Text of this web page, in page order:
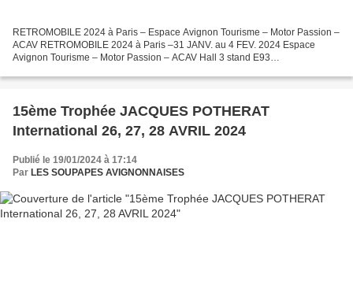
RETROMOBILE 2024 à Paris – Espace Avignon Tourisme – Motor Passion –
ACAV RETROMOBILE 2024 à Paris –31 JANV. au 4 FEV. 2024 Espace
Avignon Tourisme – Motor Passion – ACAV Hall 3 stand E93
15ème Trophée JACQUES POTHERAT
International 26, 27, 28 AVRIL 2024
Publié le 19/01/2024 à 17:14
Par LES SOUPAPES AVIGNONNAISES